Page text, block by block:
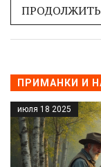
действительно
ПРИМАНКИ И
июля 18 2025